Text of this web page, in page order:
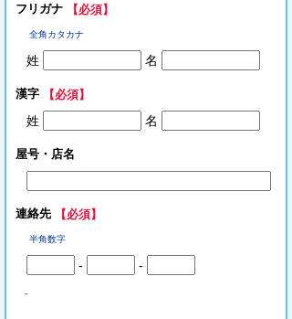
フリガナ 【必須】
全角カタカナ
姓 名
漢字 【必須】
姓 名
屋号・店名
連絡先 【必須】
半角数字
- -